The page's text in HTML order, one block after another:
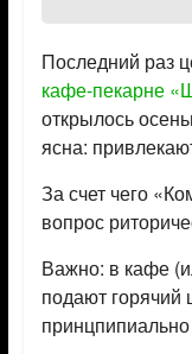
Последний раз
кафе-пекарне
открылось
ясна:
За счет чего
вопрос
Важно: в кафе
подают